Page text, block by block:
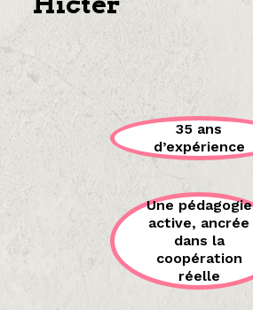
35 ans
d’expérience
Une pédagogie
active, ancrée
dans la
coopération
réelle